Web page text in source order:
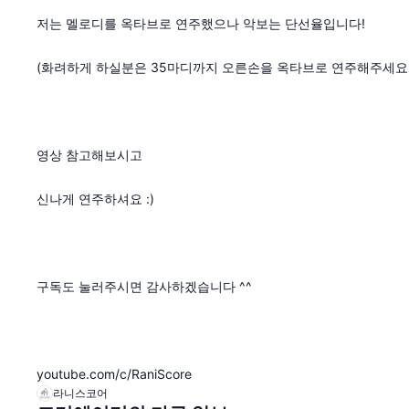
저는 멜로디를 옥타브로 연주했으나 악보는 단선율입니다!
(화려하게 하실분은 35마디까지 오른손을 옥타브로 연주해주세
영상 참고해보시고
신나게 연주하셔요 :)
구독도 눌러주시면 감사하겠습니다 ^^
youtube.com/c/RaniScore
라니스코어